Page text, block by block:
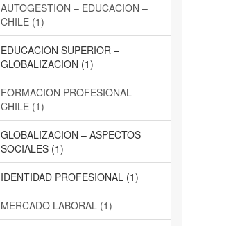
AUTOGESTION – EDUCACION –
CHILE (1)
EDUCACION SUPERIOR –
GLOBALIZACION (1)
FORMACION PROFESIONAL –
CHILE (1)
GLOBALIZACION – ASPECTOS
SOCIALES (1)
IDENTIDAD PROFESIONAL (1)
MERCADO LABORAL (1)